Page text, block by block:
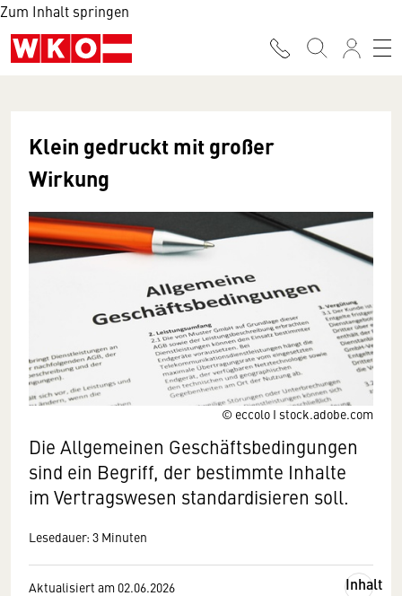
Zum Inhalt springen
© eccolo I stock.adobe.com
Klein gedruckt mit großer
Wirkung
Die Allgemeinen Geschäftsbedingungen
sind ein Begriff, der bestimmte Inhalte
im Vertragswesen standardisieren soll.
Lesedauer: 3 Minuten
Aktualisiert am 02.06.2026
Inhalt